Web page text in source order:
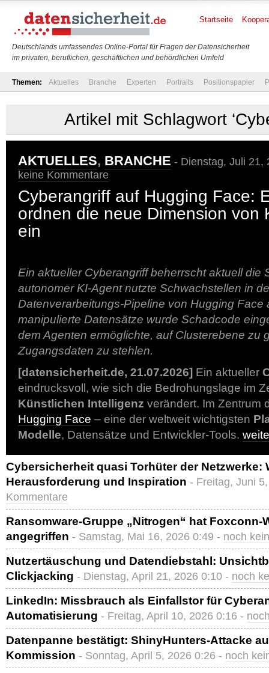
Deutschlands umfassendes Online-Portal für Fragen der Datensicherheit
im privaten, beruflichen, geschäftlichen und behördlichen Umfeld
Startseite
Themen: Aktuelles Branche Experten Portraits Positionspapier
Artikel mit Schlagwort
AKTUELLES, BRANCHE - Dienstag, Juli 21,
keine Kommentare
Cyberangriff auf Hugging Face:
ordnen die neue Dimension von
ein
Ein aktueller Cyberangriff beherrscht aktuell die
autonomer KI-Agent nutzte Schwachstellen in
Datenverarbeitungs-Pipeline von Hugging Face
manipulierte Datensätze wurde Schadcode
dem Agenten ermöglichte, auf Clusterebene zu
Zugangsdaten zu stehlen.
[datensicherheit.de, 21.07.2026] Ein aktueller
eindrucksvoll, wie sich die Bedrohungslage im
Künstlichen Intelligenz verändert. Im Zentrum
Hugging Face – eine der weltweit wichtigsten
Modelle, Datensätze und Entwickler-Tools.
Cybersicherheit quasi Torhüter der Netzwerke:
Herausforderung und Inspiration - Freitag, Juni
Kommentare
Ransomware-Gruppe „Nitrogen“ hat Foxconn-
angegriffen - Samstag, Mai 16, 2026 0:49 - noch
Nutzertäuschung und Datendiebstahl:
Clickjacking - Dienstag, April 21, 2026 0:10 - noch
LinkedIn: Missbrauch als Einfallstor für
Automatisierung - Freitag, April 10, 2026 0:16 -
Datenpanne bestätigt: ShinyHunters-Attacke
Kommission - Sonntag, April 5, 2026 0:26 - noch